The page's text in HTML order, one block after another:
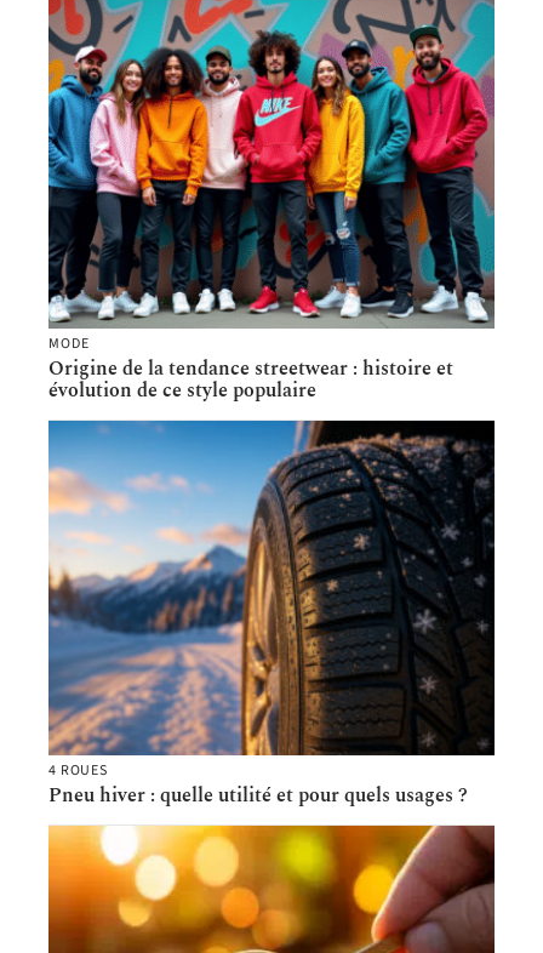
MODE
Origine de la tendance streetwear : histoire et
évolution de ce style populaire
4 ROUES
Pneu hiver : quelle utilité et pour quels usages ?